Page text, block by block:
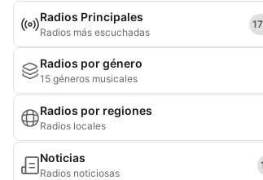
Radios Principales
Radios más escuchadas
Radios por género
15 géneros musicales
Radios por regiones
Radios locales
Noticias
Radios noticiosas